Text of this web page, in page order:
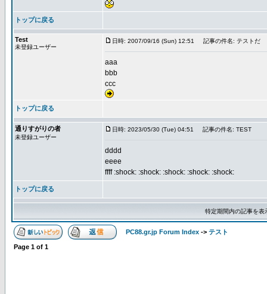
トップに戻る
Test
未登録ユーザー
日時: 2007/09/16 (Sun) 12:51 記事の件名: テストだ
aaa
bbb
ccc
トップに戻る
通りすがりの者
未登録ユーザー
日時: 2023/05/30 (Tue) 04:51 記事の件名: TEST
dddd
eeee
ffff :shock: :shock: :shock: :shock: :shock:
トップに戻る
特定期間内の記事を
PC88.gr.jp Forum Index -> テスト
Page 1 of 1